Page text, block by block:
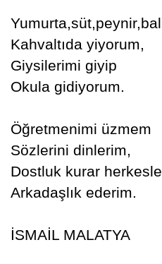
Yumurta,süt,peynir,bal
Kahvaltıda yiyorum,
Giysilerimi giyip
Okula gidiyorum.
Öğretmenimi üzmem
Sözlerini dinlerim,
Dostluk kurar herkesle
Arkadaşlık ederim.
İSMAİL MALATYA